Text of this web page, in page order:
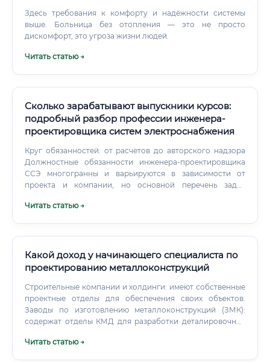
Здесь требования к комфорту и надёжности системы
выше. Больница без отопления — это не просто
дискомфорт, это угроза жизни людей.
Читать статью →
Сколько зарабатывают выпускники курсов:
подробный разбор профессии инженера-
проектировщика систем электроснабжения
Круг обязанностей: от расчетов до авторского надзора
Должностные обязанности инженера-проектировщика
ССЭ многогранны и варьируются в зависимости от
проекта и компании, но основной перечень задач
обследование: Выезд на объект, сбор исходных данных,
решений, структуры системы электроснабжения. Сюда
входят: Расчет электрических нагрузок для определения
Читать статью →
Какой доход у начинающего специалиста по
проектированию металлоконструкций
Строительные компании и холдинги: имеют собственные
проектные отделы для обеспечения своих объектов.
Заводы по изготовлению металлоконструкций (ЗМК):
содержат отделы КМД для разработки деталировочных
инжиниринговые компании: часто специализируются на
Читать статью →